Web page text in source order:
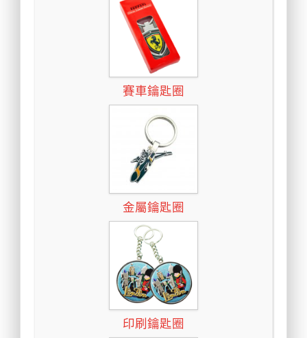
賽車鑰匙圈
金屬鑰匙圈
印刷鑰匙圈